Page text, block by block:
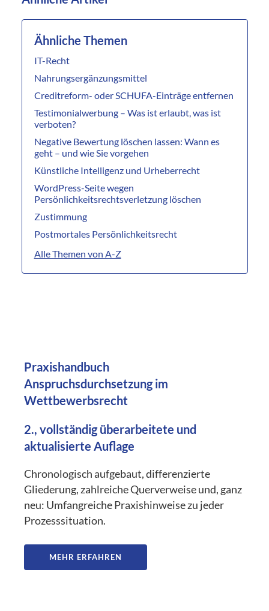
Ähnliche Themen
IT-Recht
Nahrungsergänzungsmittel
Creditreform- oder SCHUFA-Einträge entfernen
Testimonialwerbung – Was ist erlaubt, was ist
verboten?
Negative Bewertung löschen lassen: Wann es
geht – und wie Sie vorgehen
Künstliche Intelligenz und Urheberrecht
WordPress-Seite wegen
Persönlichkeitsrechtsverletzung löschen
Zustimmung
Postmortales Persönlichkeitsrecht
Alle Themen von A-Z
Praxishandbuch
Anspruchsdurchsetzung im
Wettbewerbsrecht
2., vollständig überarbeitete und
aktualisierte Auflage
Chronologisch aufgebaut, differenzierte
Gliederung, zahlreiche Querverweise und, ganz
neu: Umfangreiche Praxishinweise zu jeder
Prozesssituation.
MEHR ERFAHREN